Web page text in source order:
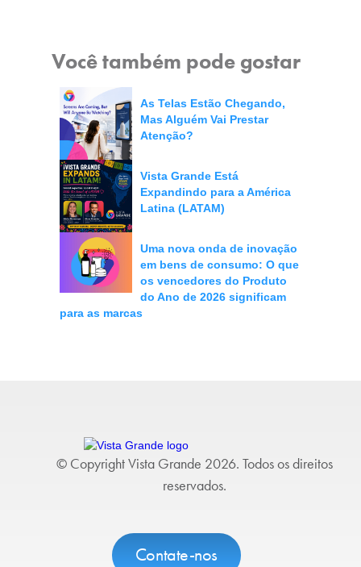
Você também pode gostar
As Telas Estão Chegando,
Mas Alguém Vai Prestar
Atenção?
Vista Grande Está
Expandindo para a América
Latina (LATAM)
Uma nova onda de inovação
em bens de consumo: O que
os vencedores do Produto
do Ano de 2026 significam
para as marcas
Contate-nos
© Copyright Vista Grande 2026. Todos os direitos
reservados.